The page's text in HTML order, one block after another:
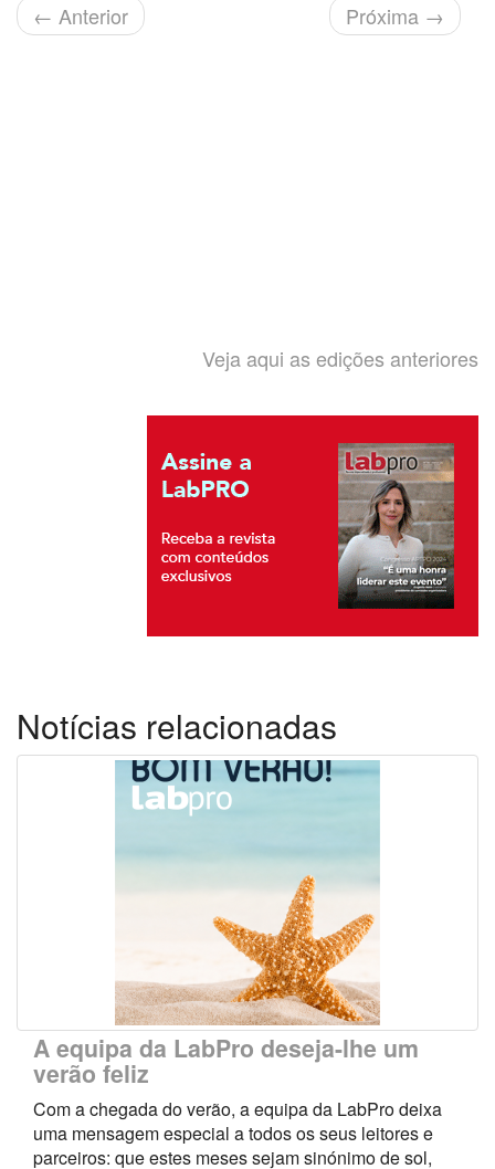
← Anterior Próxima →
Veja aqui as edições anteriores
Notícias relacionadas
A equipa da LabPro deseja-lhe um
verão feliz
Com a chegada do verão, a equipa da LabPro deixa
uma mensagem especial a todos os seus leitores e
parceiros: que estes meses sejam sinónimo de sol,